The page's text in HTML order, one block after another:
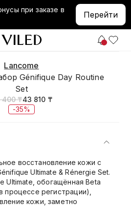
при заказе в
Перейти
Lancome
Génifique Day Routine
Set
400 ₸43 810 ₸
-35%
восстановление кожи с
Ultimate & Rénergie Set.
Ultimate, обогащённая Beta
процессе регистрации),
кожи, заметно